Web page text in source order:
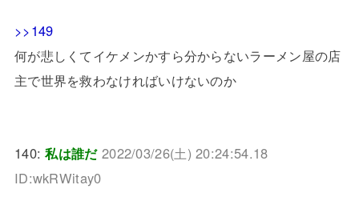
>>149
何が悲しくてイケメンかすら分からないラーメン屋の店
主で世界を救わなければいけないのか
140:私は誰だ 2022/03/26(土) 20:24:54.18
ID:wkRWitay0